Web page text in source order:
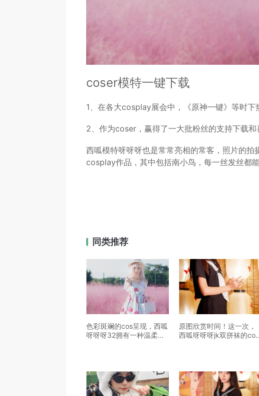
coser模特一键下载
1、在各大cosplay展会中，《原神一键》等时下
2、作为coser，赢得了一大批粉丝的支持下载和
西呱模特呀呀呀也是常常亮相的常客，照片的
cosplay作品，其中包括南小鸟，每一丝发丝都
同类推荐
色彩斑斓的cos呈现，西呱
呀呀呀32拥有一种温柔美
原图欣赏时间！这一次，
西呱呀呀呀jk双拼袜的cos